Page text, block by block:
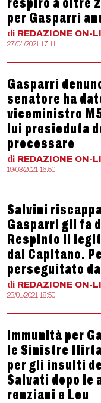
per Gasparri
di REDAZIONE ON-
27/04/2021 17:11
Gasparri
senatore ha
viceministro
lui presieduta
processare
di REDAZIONE ON-
19/03/2021 16:50
Salvini
Gasparri gli fa
Respinto il
dal Capitano.
perseguitato
di REDAZIONE ON-
23/01/2021 18:50
Immunità per
le Sinistre
per gli insulti
Salvati dopo le
renziani e Leu